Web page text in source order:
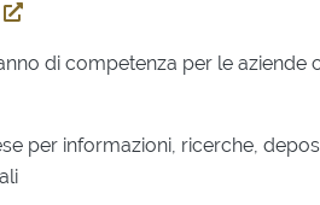
di competenza per le
per informazioni, ricerche,